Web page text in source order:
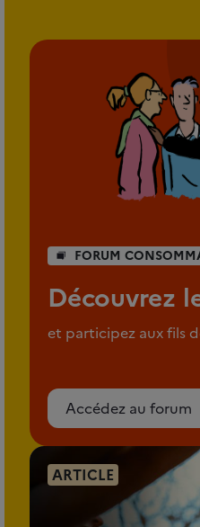
FORUM
Découvrez
et participez aux fils
Accédez au forum
ARTICLE